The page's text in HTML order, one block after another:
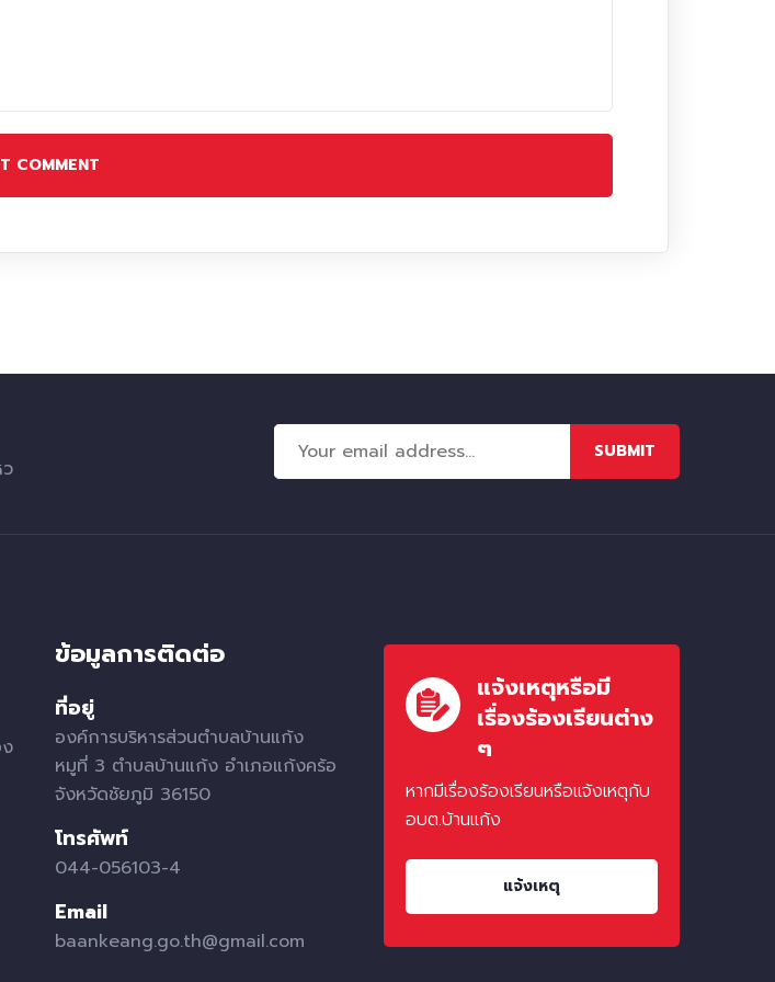
COMMENT
SUBMIT
ข้อมูลการติดต่อ
ที่อยู่
องค์การบริหารส่วนตำบลบ้านแก้ง
หมูที่ 3 ตำบลบ้านแก้ง อำเภอแก้งคร้อ
จังหวัดชัยภูมิ 36150
โทรศัพท์
044-056103-4
Email
baankeang.go.th@gmail.com
แจ้งเหตุหรือมี
เรื่องร้องเรียนต่าง
ๆ
หากมีเรื่องร้องเรียนหรือแจ้งเหตุกับ
อบต.บ้านแก้ง
แจ้งเหตุ